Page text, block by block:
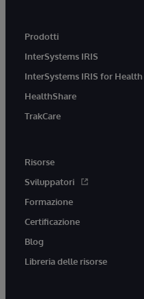
Prodotti
InterSystems IRIS
InterSystems IRIS for Health
HealthShare
TrakCare
Risorse
Sviluppatori
Formazione
Certificazione
Blog
Libreria delle risorse